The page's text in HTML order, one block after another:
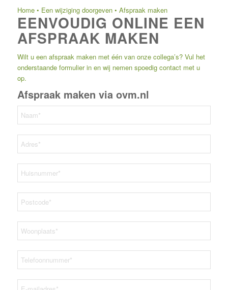
Home• Een wijziging doorgeven• Afspraak maken
EENVOUDIG ONLINE EEN
AFSPRAAK MAKEN
Wilt u een afspraak maken met één van onze collega’s? Vul het
onderstaande formulier in en wij nemen spoedig contact met u
op.
Afspraak maken via ovm.nl